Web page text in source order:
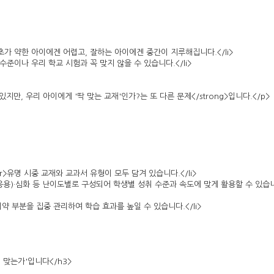
약한 아이에겐 어렵고, 잘하는 아이에겐 중간이 지루해집니다.</li>
이나 우리 학교 시험과 꼭 맞지 않을 수 있습니다.</li>
만, 우리 아이에게 '딱 맞는 교재'인가?는 또 다른 문제</strong>입니다.</p>
명 시중 교재와 교과서 유형이 모두 담겨 있습니다.</li>
)·심화 등 난이도별로 구성되어 학생별 성취 수준과 속도에 맞게 활용할 수 있습
부분을 집중 관리하여 학습 효과를 높일 수 있습니다.</li>
맞는가'입니다</h3>